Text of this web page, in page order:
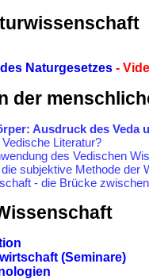
Naturgesetzes -
der
Ausdruck des Veda
Literatur?
des Vedischen
subjektive Methode der
- die Brücke
(Seminare)